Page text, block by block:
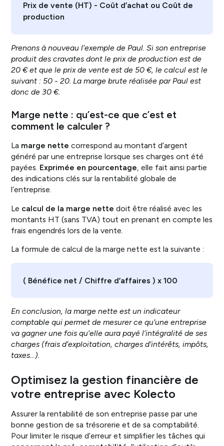
Prix de vente (HT) - Coût d’achat ou Coût de
production
Prenons à nouveau l’exemple de Paul. Si son entreprise
produit des cravates dont le prix de production est de
20 € et que le prix de vente est de 50 €, le calcul est le
suivant : 50 - 20. La marge brute réalisée par Paul est
donc de 30 €.
Marge nette : qu’est-ce que c’est et
comment le calculer ?
La marge nette correspond au montant d’argent
généré par une entreprise lorsque ses charges ont été
payées. Exprimée en pourcentage, elle fait ainsi partie
des indications clés sur la rentabilité globale de
l’entreprise.
Le calcul de la marge nette doit être réalisé avec les
montants HT (sans TVA) tout en prenant en compte les
frais engendrés lors de la vente.
La formule de calcul de la marge nette est la suivante :
( Bénéfice net / Chiffre d’affaires ) x 100
En conclusion, la marge nette est un indicateur
comptable qui permet de mesurer ce qu’une entreprise
va gagner une fois qu’elle aura payé l’intégralité de ses
charges (frais d’exploitation, charges d’intérêts, impôts,
taxes…).
Optimisez la gestion financière de
votre entreprise avec Kolecto
Assurer la rentabilité de son entreprise passe par une
bonne gestion de sa trésorerie et de sa comptabilité.
Pour limiter le risque d’erreur et simplifier les tâches qui